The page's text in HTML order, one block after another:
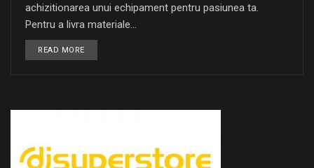
achizitionarea unui echipament pentru pasiunea ta.
Pentru a livra materiale...
READ MORE